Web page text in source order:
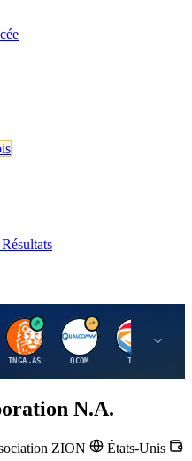
Résultats
I
INGA.AS
Q
QCOM
T
TTE
N.A.
ZION
États-Unis